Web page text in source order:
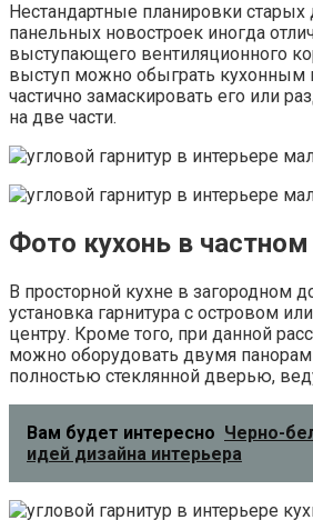
Нестандартные планировки
панельных новостроек иногда
выступающего вентиляционного
выступ можно обыграть кухонным
частично замаскировать его или
на две части.
Фото кухонь в
В просторной кухне в загородном
установка гарнитура с островом
центру. Кроме того, при данной
можно оборудовать двумя
полностью стеклянной дверью,
Вам будет интересно Черно-
идей дизайна интерьера